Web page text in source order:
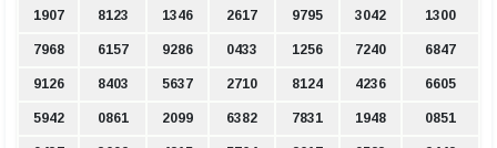
1907 8123 1346 2617 9795 3042 1300
7968 6157 9286 0433 1256 7240 6847
9126 8403 5637 2710 8124 4236 6605
5942 0861 2099 6382 7831 1948 0851